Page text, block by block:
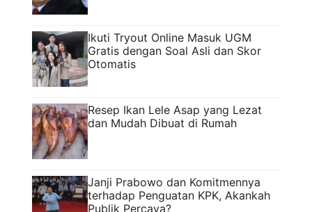
Ikuti Tryout Online Masuk UGM
Gratis dengan Soal Asli dan Skor
Otomatis
Resep Ikan Lele Asap yang Lezat
dan Mudah Dibuat di Rumah
Janji Prabowo dan Komitmennya
terhadap Penguatan KPK, Akankah
Publik Percaya?